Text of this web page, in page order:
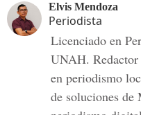
Elvis Mendoza
Periodista
Licenciado en
UNAH.
en periodismo
de soluciones de